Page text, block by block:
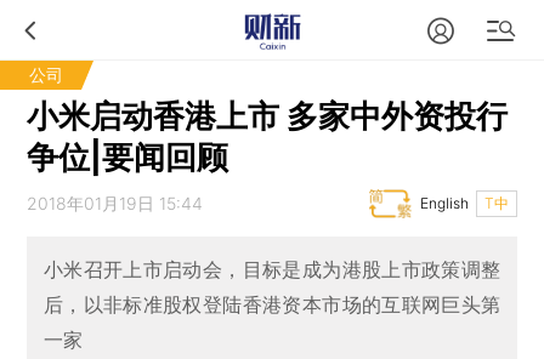
公司
小米启动香港上市 多家中外资投行
争位|要闻回顾
2018年01月19日 15:44 T中
English
小米召开上市启动会，目标是成为港股上市政策调整
后，以非标准股权登陆香港资本市场的互联网巨头第
一家